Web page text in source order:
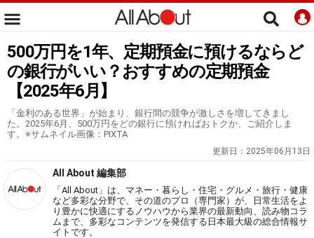
500万円を1年、定期預金に預けるならど
の銀行がいい？おすすめの定期預金
【2025年6月】
「金利のある世界」が始まり、銀行間の競争が激しさを増してきまし
た。2025年6月、500万円をどの銀行に預ければおトクか、ご紹介しま
す。※サムネイル画像：PIXTA
更新日： 2025年06月13日
All About 編集部
「All About」は、マネー・暮らし・住宅・グルメ・旅行・健康
など多彩な分野で、その道のプロ（専門家）が、日常生活をよ
り豊かに快適にするノウハウから業界の最新動向、読み物コラ
ムまで、多彩なコンテンツを発信する日本最大級の総合情報サ
イトです。